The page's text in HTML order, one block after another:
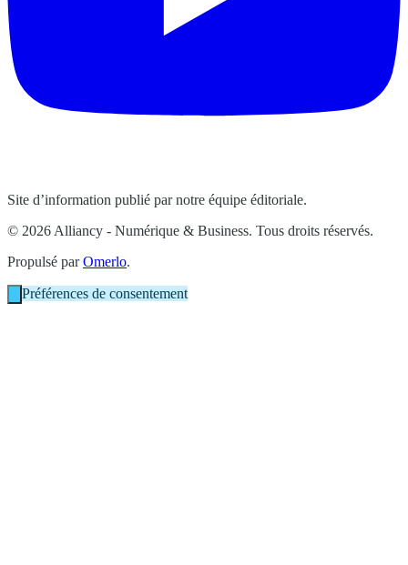
Site d’information publié par notre équipe éditoriale.
© 2026 Alliancy - Numérique & Business. Tous droits réservés.
Propulsé parOmerlo.
Préférences de consentement